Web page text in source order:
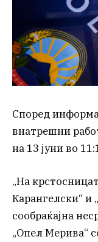
Според
внатрешни
на 13 јуни во
„На
Карангелски“ и
сообраќајна
„Опел Мерива“